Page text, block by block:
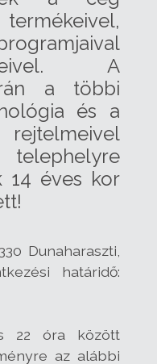
A
a többi
és a
telephelyre
14 éves kor
Dunaharaszti,
határidő:
22 óra között
az alábbi